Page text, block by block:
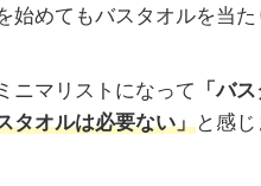
始めてもバスタオルを当
ニマリストになって 「バ
タオルは必要ない」と感じ